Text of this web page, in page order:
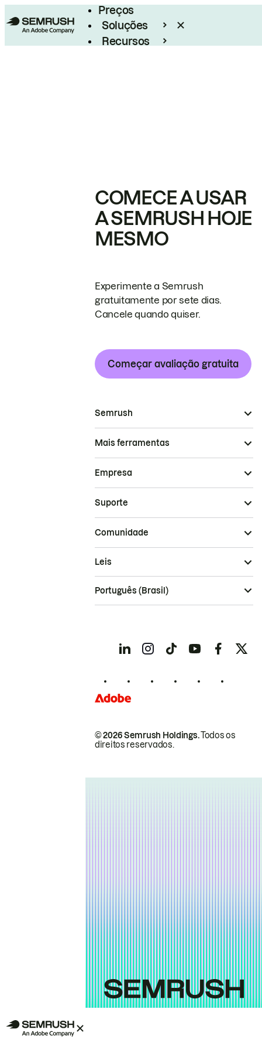
Preços
Soluções
Recursos
COMECE A USAR
A SEMRUSH HOJE
MESMO
Experimente a Semrush
gratuitamente por sete dias.
Cancele quando quiser.
Começar avaliação gratuita
Semrush
Mais ferramentas
Empresa
Suporte
Comunidade
© 2026 Semrush Holdings.Todos os
direitos reservados.
Leis
Português (Brasil)